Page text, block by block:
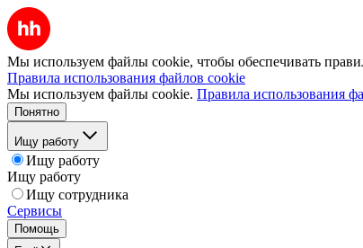
Мы используем файлы cookie, чтобы обеспечивать
Правила использования файлов cookie
Мы используем файлы cookie. Правила использования
Понятно
Ищу работу
Ищу работу
Ищу работу
Ищу сотрудника
Сервисы
Помощь